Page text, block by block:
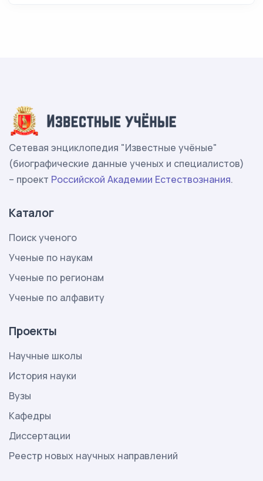
Сетевая энциклопедия "Известные учёные"
(биографические данные ученых и специалистов)
– проект Российской Академии Естествознания.
Каталог
Поиск ученого
Ученые по наукам
Ученые по регионам
Ученые по алфавиту
Проекты
Научные школы
История науки
Вузы
Кафедры
Диссертации
Реестр новых научных направлений